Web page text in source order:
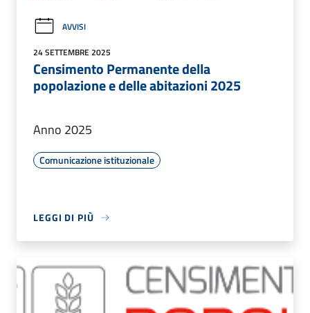
AVVISI
24 SETTEMBRE 2025
Censimento Permanente della
popolazione e delle abitazioni 2025
Anno 2025
Comunicazione istituzionale
LEGGI DI PIÙ